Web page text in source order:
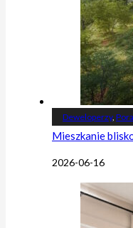
Deweloperzy,
Mieszkanie
2026-06-16